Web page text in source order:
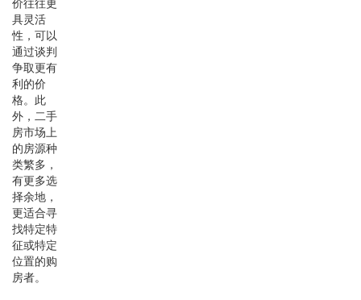
具灵活
性，可以
通过谈判
争取更有
利的价
格。此
外，二手
房市场上
的房源种
类繁多，
有更多选
择余地，
更适合寻
找特定特
征或特定
位置的购
房者。